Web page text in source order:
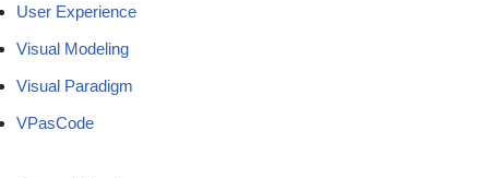
User Experience
Visual Modeling
Visual Paradigm
VPasCode